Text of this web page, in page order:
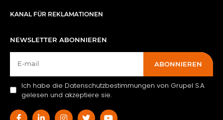
KANAL FÜR REKLAMATIONEN
NEWSLETTER ABONNIEREN
ABONNIEREN
Ich habe die Datenschutzbestimmungen von Grupel S.A.
gelesen und akzeptiere sie.